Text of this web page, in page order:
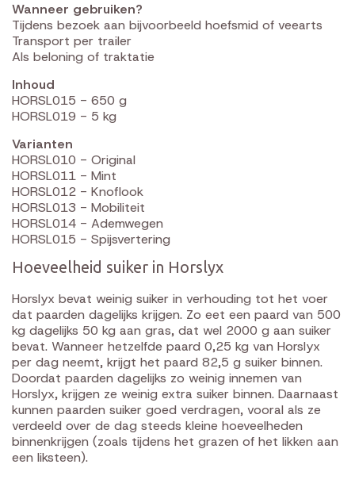
Wanneer gebruiken?
Tijdens bezoek aan bijvoorbeeld hoefsmid of veearts
Transport per trailer
Als beloning of traktatie
Inhoud
HORSL015 - 650 g
HORSL019 - 5 kg
Varianten
HORSL010 - Original
HORSL011 - Mint
HORSL012 - Knoflook
HORSL013 - Mobiliteit
HORSL014 - Ademwegen
HORSL015 - Spijsvertering
Hoeveelheid suiker in Horslyx
Horslyx bevat weinig suiker in verhouding tot het voer
dat paarden dagelijks krijgen. Zo eet een paard van 500
kg dagelijks 50 kg aan gras, dat wel 2000 g aan suiker
bevat. Wanneer hetzelfde paard 0,25 kg van Horslyx
per dag neemt, krijgt het paard 82,5 g suiker binnen.
Doordat paarden dagelijks zo weinig innemen van
Horslyx, krijgen ze weinig extra suiker binnen. Daarnaast
kunnen paarden suiker goed verdragen, vooral als ze
verdeeld over de dag steeds kleine hoeveelheden
binnenkrijgen (zoals tijdens het grazen of het likken aan
een liksteen).